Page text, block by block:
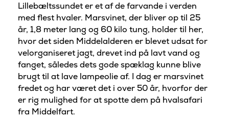
Lillebæltssundet er et af de farvande i verden
med flest hvaler. Marsvinet, der bliver op til 25
år, 1,8 meter lang og 60 kilo tung, holder til her,
hvor det siden Middelalderen er blevet udsat for
velorganiseret jagt, drevet ind på lavt vand og
fanget, således dets gode spæklag kunne blive
brugt til at lave lampeolie af. I dag er marsvinet
fredet og har været det i over 50 år, hvorfor der
er rig mulighed for at spotte dem på hvalsafari
fra Middelfart.